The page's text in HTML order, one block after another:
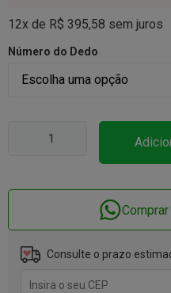
12x de R$ 395,58 sem juros
Número do Dedo
Consulte o prazo